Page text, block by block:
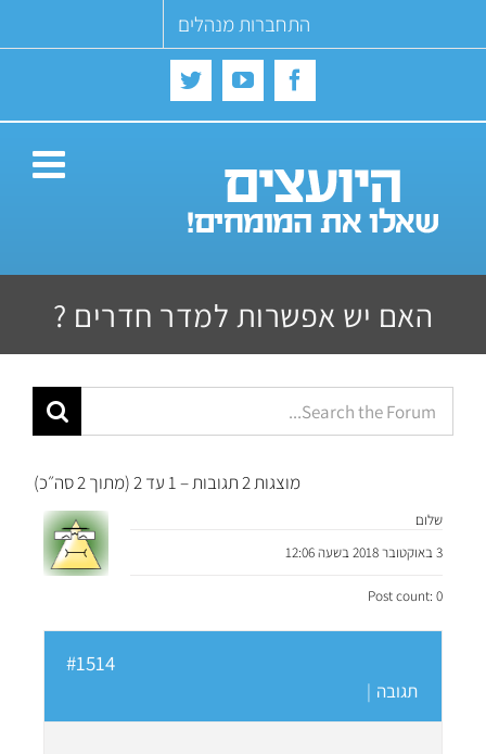
התחברות מנהלים
Facebook
YouTube
Twitter
האם יש אפשרות למדר חדרים ?
מוצגות 2 תגובות – 1 עד 2 (מתוך 2 סה״כ)
שלום
3 באוקטובר 2018 בשעה 12:06
Post count: 0
#1514
תגובה |